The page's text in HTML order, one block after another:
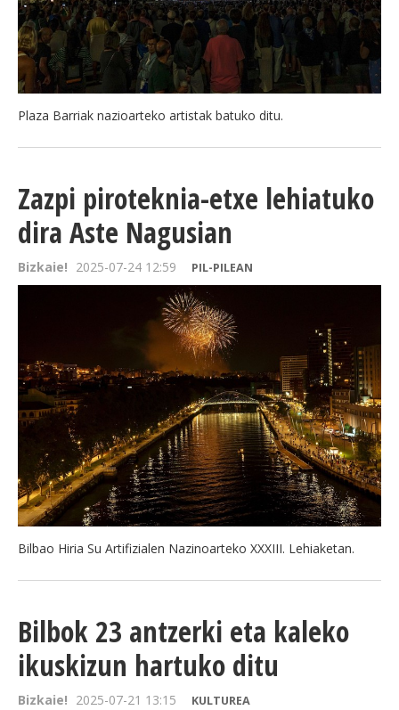
Plaza Barriak nazioarteko artistak batuko ditu.
Zazpi piroteknia-etxe lehiatuko
dira Aste Nagusian
Bizkaie! 2025-07-24 12:59 PIL-PILEAN
Bilbao Hiria Su Artifizialen Nazinoarteko XXXIII. Lehiaketan.
Bilbok 23 antzerki eta kaleko
ikuskizun hartuko ditu
Bizkaie! 2025-07-21 13:15 KULTUREA